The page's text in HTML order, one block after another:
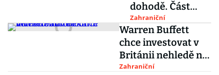
dohodě. Část
labouristů chce
nové
referendum
Zahraniční
Warren Buffett
chce investovat v
Británii nehledě na
brexit
Zahraniční